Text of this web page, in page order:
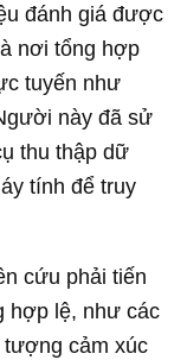
đánh giá được
nơi tổng hợp
tuyến như
này đã sử
thu thập dữ
tính để truy
cứu phải tiến
hợp lệ, như các
cảm xúc